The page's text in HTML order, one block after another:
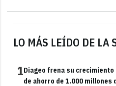
LO MÁS LEÍDO DE LA
1Diageo frena su crecimiento
de ahorro de 1.000 millones